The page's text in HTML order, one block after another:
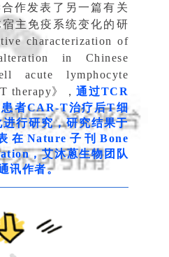
作发表了另一篇有关
主免疫系统变化的研
characterization of
in Chinese
acute lymphocyte
therapy》，通过TCR
者CAR-T治疗后T细
行研究，研究结果于
在Nature子刊Bone
，艾沐蒽生物团队
讯作者。